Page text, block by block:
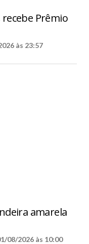
Prêmio
às 23:57
amarela
08/2026 às 10:00